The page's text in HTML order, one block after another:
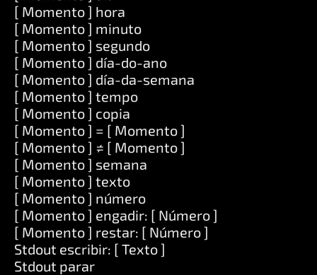
[ Momento ] hora
[ Momento ] minuto
[ Momento ] segundo
[ Momento ] día-do-ano
[ Momento ] día-da-semana
[ Momento ] tempo
[ Momento ] copia
[ Momento ] = [ Momento ]
[ Momento ] ≠ [ Momento ]
[ Momento ] semana
[ Momento ] texto
[ Momento ] número
[ Momento ] engadir: [ Número ]
[ Momento ] restar: [ Número ]
Stdout escribir: [ Texto ]
Stdout parar